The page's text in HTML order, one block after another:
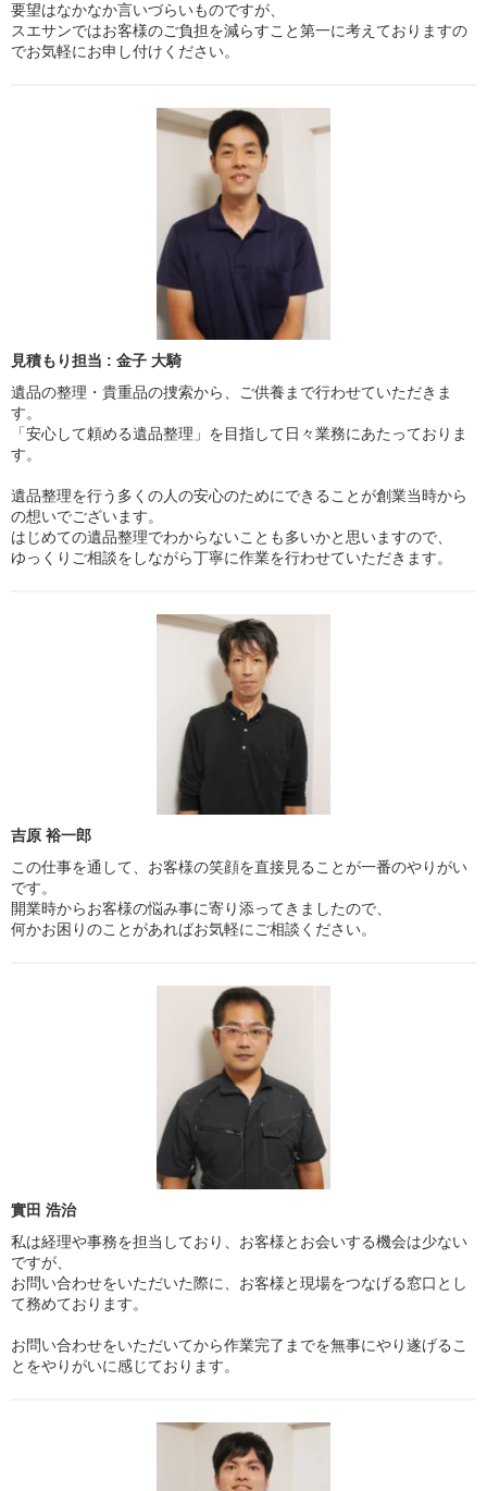
要望はなかなか言いづらいものですが、
スエサンではお客様のご負担を減らすこと第一に考えておりますの
でお気軽にお申し付けください。
見積もり担当 : 金子 大騎
遺品の整理・貴重品の捜索から、ご供養まで行わせていただきま
す。
「安心して頼める遺品整理」を目指して日々業務にあたっておりま
す。
遺品整理を行う多くの人の安心のためにできることが創業当時から
の想いでございます。
はじめての遺品整理でわからないことも多いかと思いますので、
ゆっくりご相談をしながら丁寧に作業を行わせていただきます。
吉原 裕一郎
この仕事を通して、お客様の笑顔を直接見ることが一番のやりがい
です。
開業時からお客様の悩み事に寄り添ってきましたので、
何かお困りのことがあればお気軽にご相談ください。
實田 浩治
私は経理や事務を担当しており、お客様とお会いする機会は少ない
ですが、
お問い合わせをいただいた際に、お客様と現場をつなげる窓口とし
て務めております。
お問い合わせをいただいてから作業完了までを無事にやり遂げるこ
とをやりがいに感じております。